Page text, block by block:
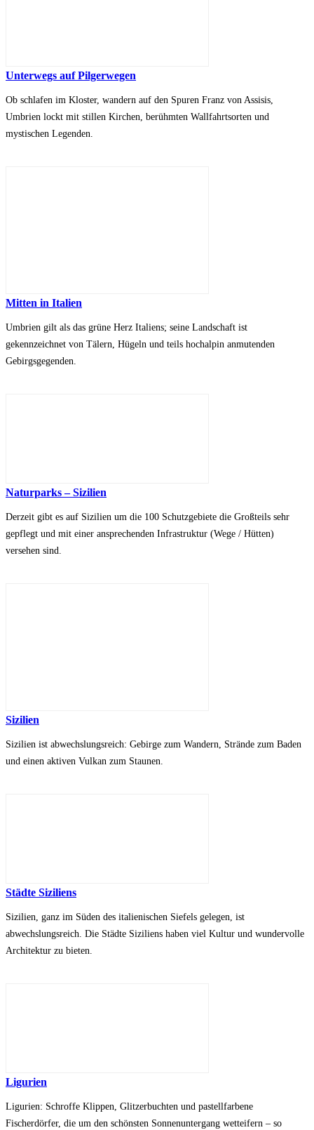
Unterwegs auf Pilgerwegen
Ob schlafen im Kloster, wandern auf den Spuren Franz von Assisis,
Umbrien lockt mit stillen Kirchen, berühmten Wallfahrtsorten und
mystischen Legenden.
Mitten in Italien
Umbrien gilt als das grüne Herz Italiens; seine Landschaft ist
gekennzeichnet von Tälern, Hügeln und teils hochalpin anmutenden
Gebirgsgegenden.
Naturparks – Sizilien
Derzeit gibt es auf Sizilien um die 100 Schutzgebiete die Großteils sehr
gepflegt und mit einer ansprechenden Infrastruktur (Wege / Hütten)
versehen sind.
Sizilien
Sizilien ist abwechslungsreich: Gebirge zum Wandern, Strände zum Baden
und einen aktiven Vulkan zum Staunen.
Städte Siziliens
Sizilien, ganz im Süden des italienischen Siefels gelegen, ist
abwechslungsreich. Die Städte Siziliens haben viel Kultur und wundervolle
Architektur zu bieten.
Ligurien
Ligurien: Schroffe Klippen, Glitzerbuchten und pastellfarbene
Fischerdörfer, die um den schönsten Sonnenuntergang wetteifern – so